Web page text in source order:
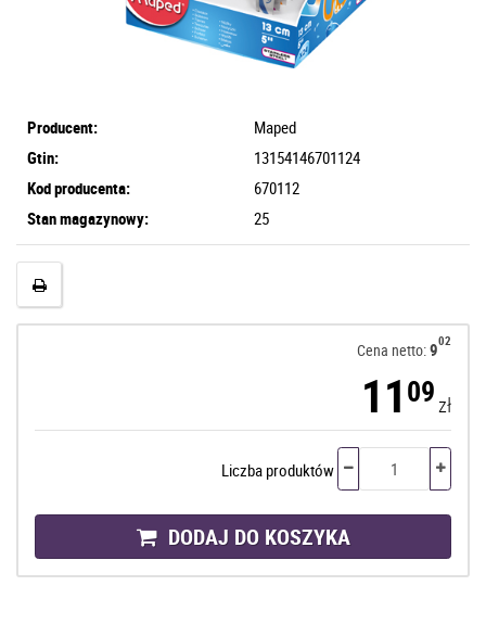
Producent:
Maped
Gtin:
13154146701124
Kod producenta:
670112
Stan magazynowy:
25
Cena netto:902
11 09 zł
Liczba produktów
DODAJ DO KOSZYKA